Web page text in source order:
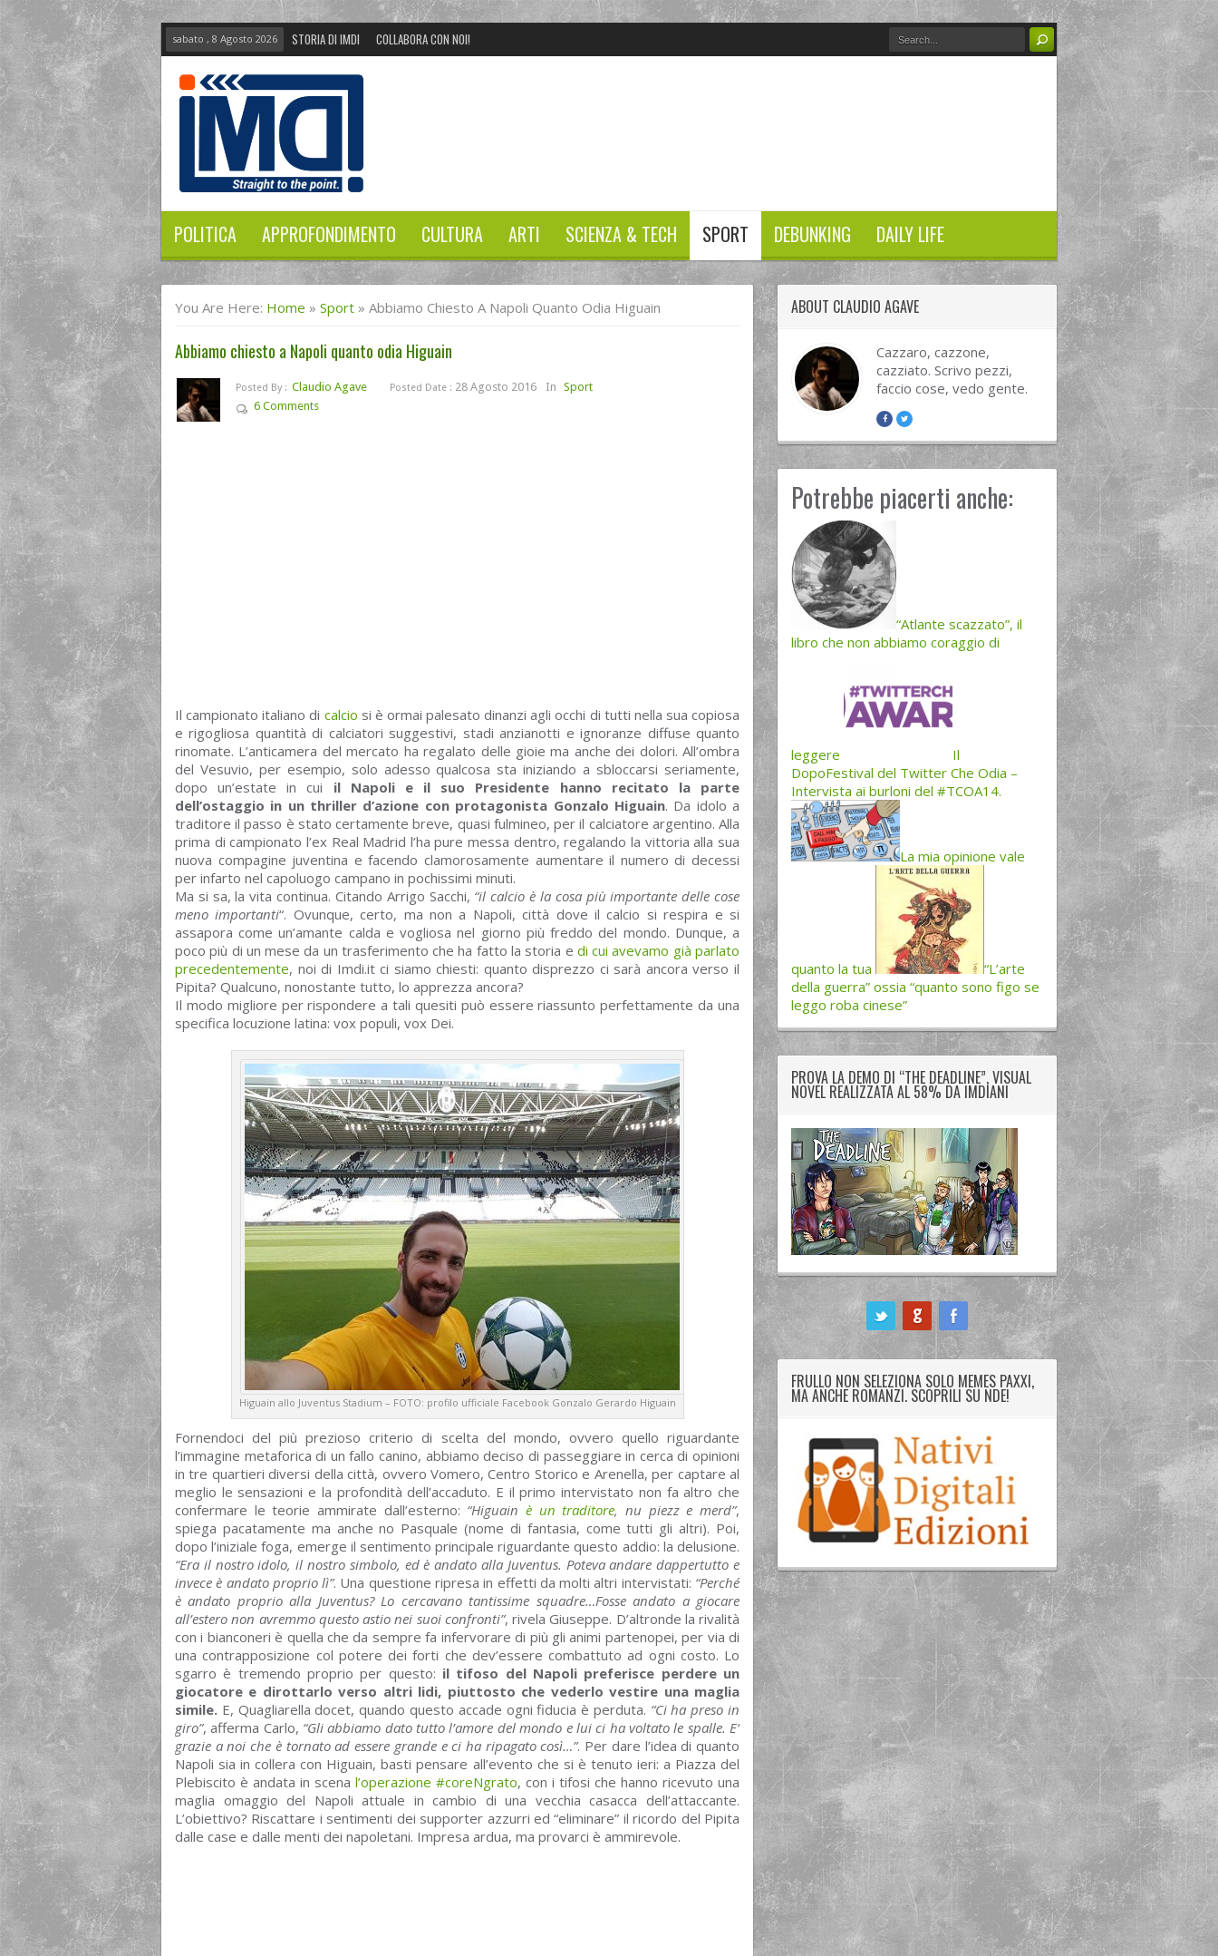
sabato , 8 Agosto 2026 STORIA DI IMDI COLLABORA CON NOI!
POLITICA APPROFONDIMENTO CULTURA ARTI SCIENZA & TECH SPORT DEBUNKING DAILY LIFE
You Are Here: Home » Sport » Abbiamo Chiesto A Napoli Quanto Odia Higuain
Abbiamo chiesto a Napoli quanto odia Higuain
Posted By : Claudio Agave Posted Date : 28 Agosto 2016 In Sport
6 Comments
Il campionato italiano di calcio si è ormai palesato dinanzi agli occhi di tutti nella sua copiosa
e rigogliosa quantità di calciatori suggestivi, stadi anzianotti e ignoranze diffuse quanto
rinomate. L’anticamera del mercato ha regalato delle gioie ma anche dei dolori. All’ombra
del Vesuvio, per esempio, solo adesso qualcosa sta iniziando a sbloccarsi seriamente,
dopo un’estate in cui il Napoli e il suo Presidente hanno recitato la parte
dell’ostaggio in un thriller d’azione con protagonista Gonzalo Higuain. Da idolo a
traditore il passo è stato certamente breve, quasi fulmineo, per il calciatore argentino. Alla
prima di campionato l’ex Real Madrid l’ha pure messa dentro, regalando la vittoria alla sua
nuova compagine juventina e facendo clamorosamente aumentare il numero di decessi
per infarto nel capoluogo campano in pochissimi minuti.
Ma si sa, la vita continua. Citando Arrigo Sacchi, “il calcio è la cosa più importante delle cose
meno importanti“. Ovunque, certo, ma non a Napoli, città dove il calcio si respira e si
assapora come un’amante calda e vogliosa nel giorno più freddo del mondo. Dunque, a
poco più di un mese da un trasferimento che ha fatto la storia e di cui avevamo già parlato
precedentemente, noi di Imdi.it ci siamo chiesti: quanto disprezzo ci sarà ancora verso il
Pipita? Qualcuno, nonostante tutto, lo apprezza ancora?
Il modo migliore per rispondere a tali quesiti può essere riassunto perfettamente da una
specifica locuzione latina: vox populi, vox Dei.
Higuain allo Juventus Stadium – FOTO: profilo ufficiale Facebook Gonzalo Gerardo Higuain
Fornendoci del più prezioso criterio di scelta del mondo, ovvero quello riguardante
l’immagine metaforica di un fallo canino, abbiamo deciso di passeggiare in cerca di opinioni
in tre quartieri diversi della città, ovvero Vomero, Centro Storico e Arenella, per captare al
meglio le sensazioni e la profondità dell’accaduto. E il primo intervistato non fa altro che
confermare le teorie ammirate dall’esterno: “Higuainè un traditore, nu piezz e merd”,
spiega pacatamente ma anche no Pasquale (nome di fantasia, come tutti gli altri). Poi,
dopo l’iniziale foga, emerge il sentimento principale riguardante questo addio: la delusione.
“Era il nostro idolo, il nostro simbolo, ed è andato alla Juventus. Poteva andare dappertutto e
invece è andato proprio lì”. Una questione ripresa in effetti da molti altri intervistati: “Perché
è andato proprio alla Juventus? Lo cercavano tantissime squadre…Fosse andato a giocare
all’estero non avremmo questo astio nei suoi confronti”, rivela Giuseppe. D’altronde la rivalità
con i bianconeri è quella che da sempre fa infervorare di più gli animi partenopei, per via di
una contrapposizione col potere dei forti che dev’essere combattuto ad ogni costo. Lo
sgarro è tremendo proprio per questo: il tifoso del Napoli preferisce perdere un
giocatore e dirottarlo verso altri lidi, piuttosto che vederlo vestire una maglia
simile. E, Quagliarella docet, quando questo accade ogni fiducia è perduta. “Ci ha preso in
giro”, afferma Carlo, “Gli abbiamo dato tutto l’amore del mondo e lui ci ha voltato le spalle. E’
grazie a noi che è tornato ad essere grande e ci ha ripagato così…”. Per dare l’idea di quanto
Napoli sia in collera con Higuain, basti pensare all’evento che si è tenuto ieri: a Piazza del
Plebiscito è andata in scena l’operazione #coreNgrato, con i tifosi che hanno ricevuto una
maglia omaggio del Napoli attuale in cambio di una vecchia casacca dell’attaccante.
L’obiettivo? Riscattare i sentimenti dei supporter azzurri ed “eliminare” il ricordo del Pipita
dalle case e dalle menti dei napoletani. Impresa ardua, ma provarci è ammirevole.
ABOUT CLAUDIO AGAVE
Cazzaro, cazzone,
cazziato. Scrivo pezzi,
faccio cose, vedo gente.
Potrebbe piacerti anche:
“Atlante scazzato”, il
libro che non abbiamo coraggio di
leggere
Il
DopoFestival del Twitter Che Odia –
Intervista ai burloni del #TCOA14.
La mia opinione vale
quanto la tua
“L’arte
della guerra” ossia “quanto sono figo se
leggo roba cinese”
PROVA LA DEMO DI “THE DEADLINE”, VISUAL
NOVEL REALIZZATA AL 58% DA IMDIANI
FRULLO NON SELEZIONA SOLO MEMES PAXXI,
MA ANCHE ROMANZI. SCOPRILI SU NDE!